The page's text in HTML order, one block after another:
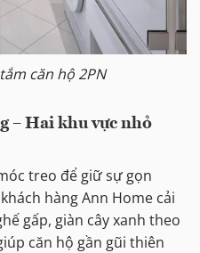
căn hộ 2PN
– Hai khu vực nhỏ
treo để giữ sự gọn
hàng Ann Home cải
gấp, giàn cây xanh theo
căn hộ gần gũi thiên